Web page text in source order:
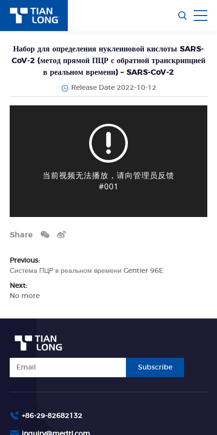
Набор для определения нуклеиновой кислоты SARS-
CoV-2 (метод прямой ПЦР с обратной транскрипцией
в реальном времени) – SARS-CoV-2
Release Date 2022-10-12
Share
Previous:
Система ПЦР в реальном времени Gentier 96E
Next:
No more
Subscribe
+86-29-82682132